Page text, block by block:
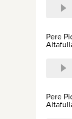
Pere
Pere